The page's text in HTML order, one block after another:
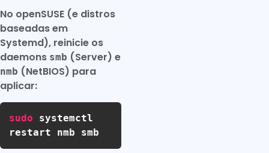
No openSUSE (e distros
baseadas em
Systemd), reinicie os
daemons smb (Server) e
nmb (NetBIOS) para
aplicar:
sudo systemctl
restart nmb smb